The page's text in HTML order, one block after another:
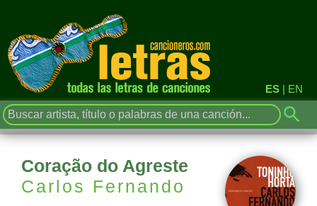
ES | EN
Coração do Agreste
Carlos Fernando